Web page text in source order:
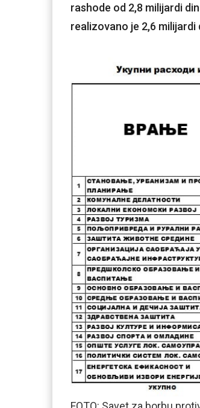
rashode od 2,8 milijardi
realizovano je 2,6 milijardi